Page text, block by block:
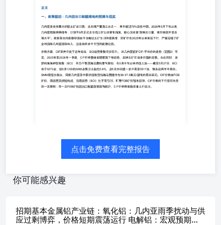
实 几内亚是全球最大的铝土矿出口国，占全球产量逾三分
之一，其中超过70%运往中国。2026年5月下旬以来，几内
亚释放明确信号：计划于6月正式出台铝土矿出口管制措
施，核心诉求是“控制出口量，使价格回升至合理水平”。政
策落地的直接导因在于当地铝土矿出口持续高增，而矿价在
2025年以来承压下行，严重压缩了矿企利润和几内亚财政收
运费的景气指标，在5月中旬以来持续上涨——截至5月27
日，BCI收于5272点，较5月12日的5082点累计上涨约
位。SMM周报也指出，同期几内亚至中国航线散货船海运
便FOB矿价暂未反弹，CIF价格的下行空间也受到一定限
制；而一旦FOB矿价因出口配额政策获得抬升，CIF价格将
点击免费查看完整报告
你可能感兴趣
招期基本金属铝产业链：氧化铝：几内亚雨季扰动与供
应过剩博弈，价格短期震荡运行 电解铝：宏观预期